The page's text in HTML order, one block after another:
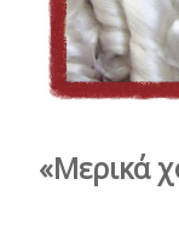
«Μερικά